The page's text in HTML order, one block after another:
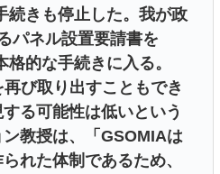
続きも停止した。我が政
パネル設置要請書を
的な手続きに入る。
び取り出すこともでき
る可能性は低いという
教授は、「GSOMIAは
れた体制であるため、